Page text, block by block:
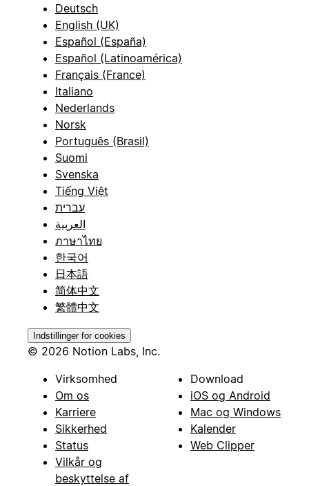
Deutsch
English (UK)
Español (España)
Español (Latinoamérica)
Français (France)
Italiano
Nederlands
Norsk
Português (Brasil)
Suomi
Svenska
Tiếng Việt
עברית
العربية
ภาษาไทย
한국어
日本語
简体中文
繁體中文
Indstillinger for cookies
© 2026 Notion Labs, Inc.
Virksomhed
Om os
Karriere
Sikkerhed
Status
Vilkår og
beskyttelse af
Download
iOS og Android
Mac og Windows
Kalender
Web Clipper